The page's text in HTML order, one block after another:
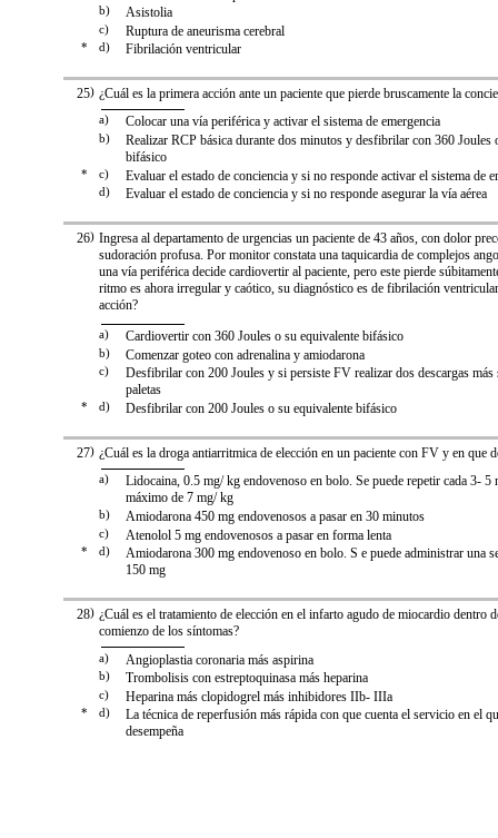
b) Asistolia
c) Ruptura de aneurisma cerebral
* d) Fibrilación ventricular
)
25 ¿Cuál es la primera acción ante un paciente que pierde bruscamente la
a) Colocar una vía periférica y activar el sistema de emergencia
b)
Realizar RCP básica durante dos minutos y desfibrilar con 360 Joules
bifásico
* c) Evaluar el estado de conciencia y si no responde activar el sistema de
d) Evaluar el estado de conciencia y si no responde asegurar la vía aérea
)
26 Ingresa al departamento de urgencias un paciente de 43 años, con dolor
sudoración profusa. Por monitor constata una taquicardia de complejos
una vía periférica decide cardiovertir al paciente, pero este pierde
ritmo es ahora irregular y caótico, su diagnóstico es de fibrilación
acción?
a) Cardiovertir con 360 Joules o su equivalente bifásico
b) Comenzar goteo con adrenalina y amiodarona
c)
Desfibrilar con 200 Joules y si persiste FV realizar dos descargas más
paletas
* d) Desfibrilar con 200 Joules o su equivalente bifásico
)
27 ¿Cuál es la droga antiarritmica de elección en un paciente con FV y en que
a)
Lidocaina, 0.5 mg/ kg endovenoso en bolo. Se puede repetir cada 3- 5
máximo de 7 mg/ kg
b) Amiodarona 450 mg endovenosos a pasar en 30 minutos
c) Atenolol 5 mg endovenosos a pasar en forma lenta
* d)
Amiodarona 300 mg endovenoso en bolo. S e puede administrar una
150 mg
)
28 ¿Cuál es el tratamiento de elección en el infarto agudo de miocardio dentro
comienzo de los síntomas?
a) Angioplastia coronaria más aspirina
b) Trombolisis con estreptoquinasa más heparina
c) Heparina más clopidogrel más inhibidores IIb- IIIa
* d)
La técnica de reperfusión más rápida con que cuenta el servicio en el
desempeña